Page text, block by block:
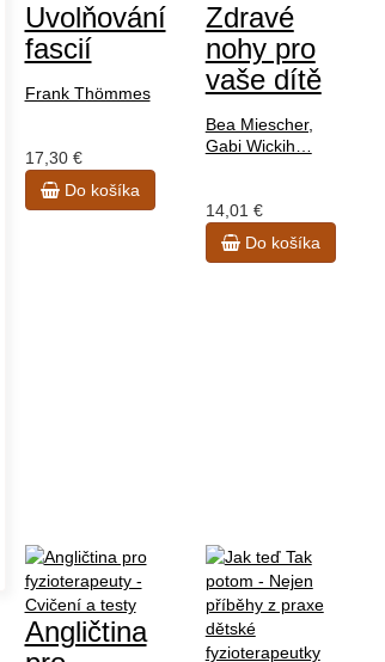
Uvolňování
fascií
Frank Thömmes
17,30 €
Do košíka
Zdravé
nohy pro
vaše dítě
Bea Miescher,
Gabi Wickih…
14,01 €
Do košíka
Angličtina